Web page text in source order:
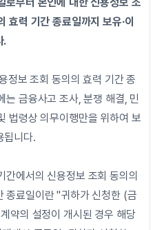
효력 기간 종료일까지 보유∙이
.
정보 조회 동의의 효력 기간 종
는 금융사고 조사, 분쟁 해결, 민
법령상 의무이행만을 위하여 보
됩니다.
간에서의 신용정보 조회 동의의
종료일이란 "귀하가 신청한 (금
약의 설정이 개시된 경우 해당